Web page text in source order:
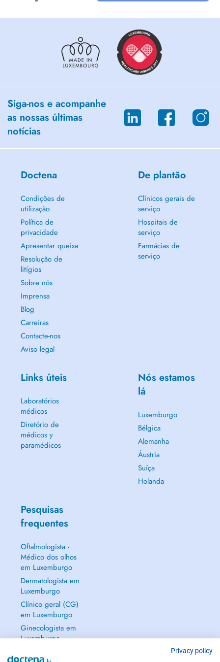
Persönlichkeitsentwicklung
Siga-nos e acompanhe
as nossas últimas
notícias
Doctena
Condições de
utilização
Política de
privacidade
Apresentar queixa
Resolução de
litígios
Sobre nós
Imprensa
Blog
Carreiras
Contacte-nos
Aviso legal
De plantão
Clínicos gerais de
serviço
Hospitais de
serviço
Farmácias de
serviço
Links úteis
Laboratórios
médicos
Diretório de
médicos y
paramédicos
Nós estamos
lá
Luxemburgo
Bélgica
Alemanha
Áustria
Suíça
Holanda
Pesquisas
frequentes
Oftalmologista -
Médico dos olhos
em Luxemburgo
Dermatologista em
Luxemburgo
Clínico geral (CG)
em Luxemburgo
Ginecologista em
Luxemburgo
Privacy policy